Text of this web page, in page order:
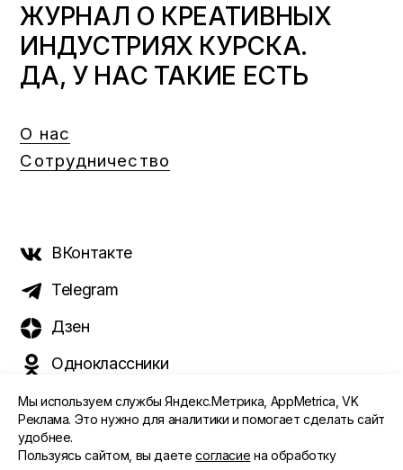
ЖУРНАЛ О КРЕАТИВНЫХ
ИНДУСТРИЯХ КУРСКА.
ДА, У НАС ТАКИЕ ЕСТЬ
О нас
Сотрудничество
ВКонтакте
Telegram
Дзен
Одноклассники
©️ 2015 - 2026 Интернет-журнал «Морс». Все права
Мы используем службы Яндекс.Метрика, AppMetrica, VK
Реклама. Это нужно для аналитики и помогает сделать сайт
удобнее.
Пользуясь сайтом, вы даетесогласие на обработку